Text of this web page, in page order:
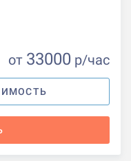
от 33000 р/час